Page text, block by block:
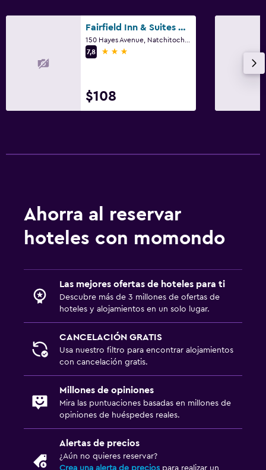
Fairfield Inn & Suites by Marriott Natchitoches
7,8
3 estrellas
$108
Ahorra al reservar
hoteles con momondo
Las mejores ofertas de hoteles para ti
Descubre más de 3 millones de ofertas de
hoteles y alojamientos en un solo lugar.
CANCELACIÓN GRATIS
Usa nuestro filtro para encontrar alojamientos
con cancelación gratis.
Millones de opiniones
Mira las puntuaciones basadas en millones de
opiniones de huéspedes reales.
Alertas de precios
¿Aún no quieres reservar?
Crea una alerta de precios para realizar un